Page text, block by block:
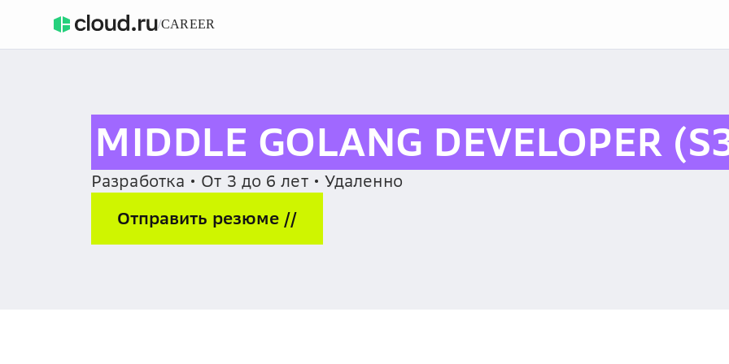
/CAREER
MIDDLE GOLANG DEVELOPER
Разработка • От 3 до 6 лет • Удаленно
Отправить резюме //